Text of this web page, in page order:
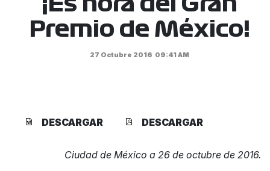
Premio de México!
27 Octubre 2016 09:41 AM
DESCARGAR DESCARGAR
Ciudad de México a 26 de octubre de 2016.